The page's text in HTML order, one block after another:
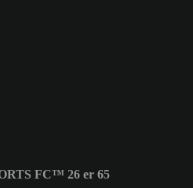
FC™ 26 er 65